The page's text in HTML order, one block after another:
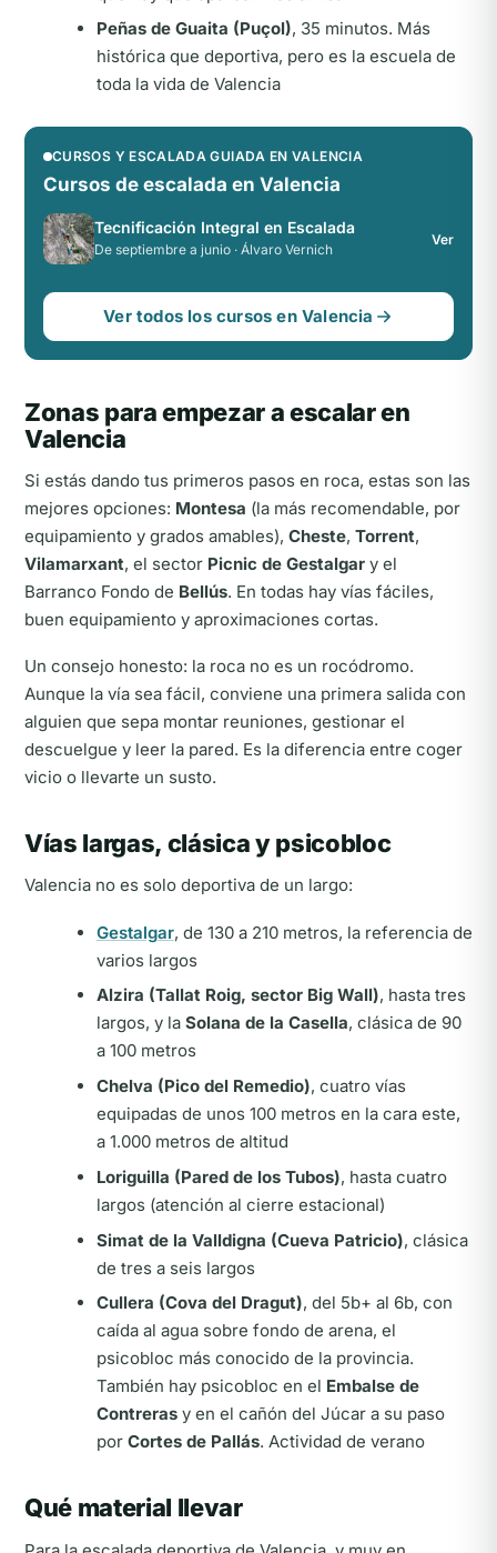
Peñas de Guaita (Puçol), 35 minutos. Más
histórica que deportiva, pero es la escuela de
toda la vida de Valencia
CURSOS Y ESCALADA GUIADA EN VALENCIA
Cursos de escalada en Valencia
Tecnificación Integral en Escalada
De septiembre a junio · Álvaro Vernich
Ver
Ver todos los cursos en Valencia
Zonas para empezar a escalar en
Valencia
Si estás dando tus primeros pasos en roca, estas son las
mejores opciones: Montesa (la más recomendable, por
equipamiento y grados amables), Cheste, Torrent,
Vilamarxant, el sector Picnic de Gestalgar y el
Barranco Fondo de Bellús. En todas hay vías fáciles,
buen equipamiento y aproximaciones cortas.
Un consejo honesto: la roca no es un rocódromo.
Aunque la vía sea fácil, conviene una primera salida con
alguien que sepa montar reuniones, gestionar el
descuelgue y leer la pared. Es la diferencia entre coger
vicio o llevarte un susto.
Vías largas, clásica y psicobloc
Valencia no es solo deportiva de un largo:
Gestalgar, de 130 a 210 metros, la referencia de
varios largos
Alzira (Tallat Roig, sector Big Wall), hasta tres
largos, y la Solana de la Casella, clásica de 90
a 100 metros
Chelva (Pico del Remedio), cuatro vías
equipadas de unos 100 metros en la cara este,
a 1.000 metros de altitud
Loriguilla (Pared de los Tubos), hasta cuatro
largos (atención al cierre estacional)
Simat de la Valldigna (Cueva Patricio), clásica
de tres a seis largos
Cullera (Cova del Dragut), del 5b+ al 6b, con
caída al agua sobre fondo de arena, el
psicobloc más conocido de la provincia.
También hay psicobloc en el Embalse de
Contrerasy en el cañón del Júcar a su paso
por Cortes de Pallás. Actividad de verano
Qué material llevar